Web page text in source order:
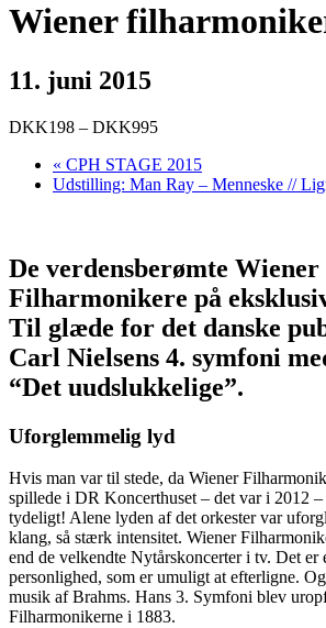
Wiener
11. juni 2015
DKK198 – DKK995
« CPH STAGE 2015
Udstilling: Man Ray – Menneske //
De verdensberømte Wiener
Filharmonikere på
Til glæde for det danske
Carl Nielsens 4. symfoni
“Det uudslukkelige”.
Uforglemmelig lyd
Hvis man var til stede, da Wiener
spillede i DR Koncerthuset – det var i 2012 –
tydeligt! Alene lyden af det orkester var
klang, så stærk intensitet. Wiener
end de velkendte Nytårskoncerter i tv. Det er
personlighed, som er umuligt at efterligne.
musik af Brahms. Hans 3. Symfoni blev
Filharmonikerne i 1883.